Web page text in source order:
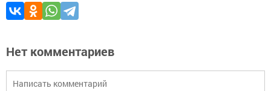
Нет комментариев